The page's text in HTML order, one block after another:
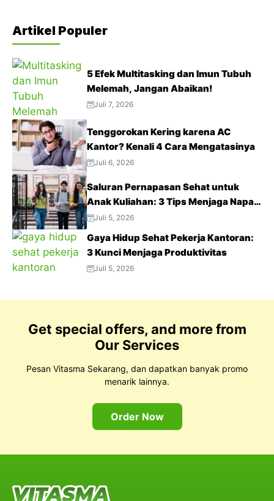
Artikel Populer
5 Efek Multitasking dan Imun Tubuh
Melemah, Jangan Abaikan!
Juli 7, 2026
Tenggorokan Kering karena AC
Kantor? Kenali 4 Cara Mengatasinya
Juli 6, 2026
Saluran Pernapasan Sehat untuk
Anak Kuliahan: 3 Tips Menjaga Napas
Tetap Optimal di Tengah Aktivitas
Juli 5, 2026
Gaya Hidup Sehat Pekerja Kantoran:
3 Kunci Menjaga Produktivitas
Juli 5, 2026
Get special offers, and more from
Our Services
Pesan Vitasma Sekarang, dan dapatkan banyak promo
menarik lainnya.
Order Now